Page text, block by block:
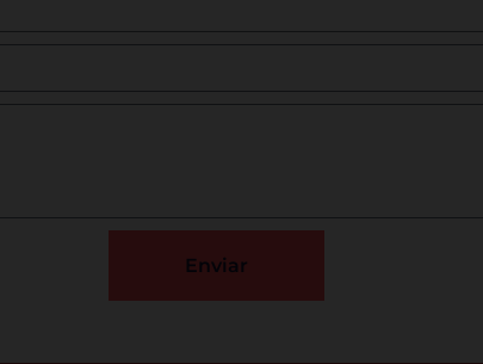
Enviar